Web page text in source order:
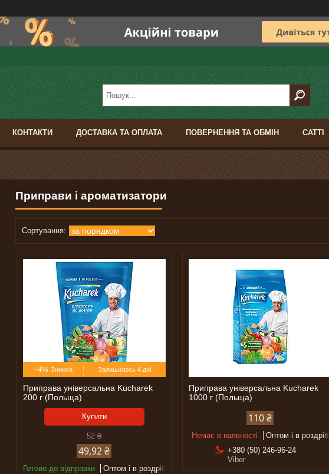
КОНТАКТИ ДОСТАВКА ТА ОПЛАТА ПОВЕРНЕННЯ ТА ОБМІН САТТІ
Приправи і ароматизатори
–4% Залишилось 4 дні
Приправа універсальна Kucharek
200 г (Польща)
Купити
52 ₴
49,92 ₴
Готово до відправки Оптом і в роздріб
Приправа універсальна Kucharek
1000 г (Польща)
110 ₴
Немає в наявності
Оптом і в роздріб
+380 (50) 246-96-24
Viber